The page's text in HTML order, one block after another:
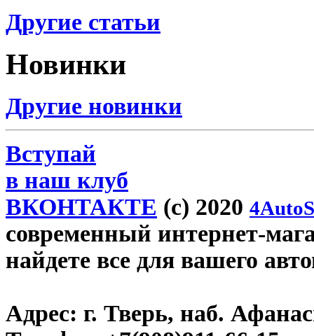
Другие статьи
Новинки
Другие новинки
Вступай
в наш клуб
ВКОНТАКТЕ (c) 2020
современный интернет-
найдете все для вашего
Адрес: г. Тверь, наб.